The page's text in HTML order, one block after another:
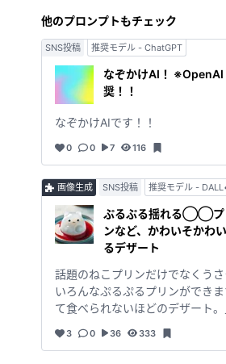
他のプロンプトもチェック
SNS投稿 推奨モデル - ChatGPT
なぞかけAI！
奨！！
なぞかけAIです！！
0 0 7 116
画像生成 SNS投稿 推奨モデル -
ぷるぷる揺れる◯◯プ
ンなど、かわいそかわ
るデザート
話題のねこプリンだけでなくうさ
いろんなぷるぷるプリンができ
て食べられないほどのデザート
のほか、創作デザートのヒントや
3 0 36 333